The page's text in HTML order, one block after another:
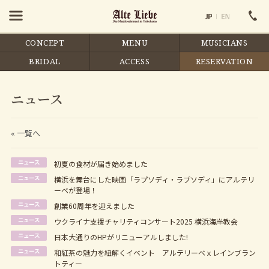
CONCEPT MENU
MUSICIANS
BRIDAL
ACCESS RESERVATION
ニュース
« 一覧へ
初夏の食材が届き始めました
横浜を舞台にした映画「ラプソディ・ラプソディ」にアルテリ
ーベが登場！
創業60周年を迎えました
ウクライナ支援チャリティコンサート2025 横浜海岸教会
日本大通りのHPがリニューアルしました!
和紅茶の魅力を紐解くイベント アルテリーベｘレインブラン
トティー